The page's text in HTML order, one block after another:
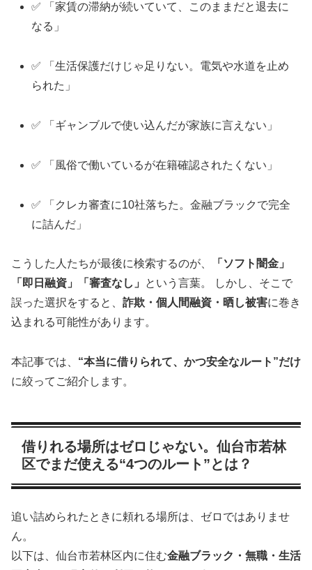
✅ 「家賃の滞納が続いていて、このままだと退去に
なる」
✅ 「生活保護だけじゃ足りない。電気や水道を止め
られた」
✅ 「ギャンブルで使い込んだが家族に言えない」
✅ 「風俗で働いているが在籍確認されたくない」
✅ 「クレカ審査に10社落ちた。金融ブラックで完全
に詰んだ」
こうした人たちが最後に検索するのが、
「ソフト闇金」
「即日融資」「審査なし」
という言葉。 しかし、そこで
誤った選択をすると、 詐欺・個人間融資・晒し被害に巻き
込まれる可能性があります。
本記事では、 “本当に借りられて、かつ安全なルート”だけ
に絞ってご紹介します。
借りれる場所はゼロじゃない。仙台市若林
区でまだ使える“4つのルート”とは？
追い詰められたときに頼れる場所は、ゼロではありませ
ん。
以下は、仙台市若林区内に住む金融ブラック・無職・生活